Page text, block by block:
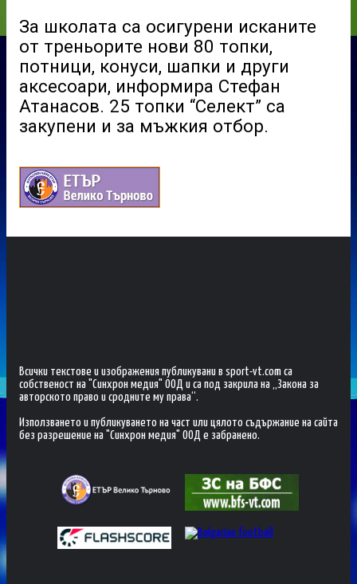
За школата са осигурени исканите
от треньорите нови 80 топки,
потници, конуси, шапки и други
аксесоари, информира Стефан
Атанасов. 25 топки “Селект” са
закупени и за мъжкия отбор.
Всички текстове и изображения публикувани в sport-vt.com са
собственост на "Синхрон медия" ООД и са под закрила на „Закона за
авторското право и сродните му права“.
Използването и публикуването на част или цялото съдържание на сайта
без разрешение на "Синхрон медия" ООД е забранено.